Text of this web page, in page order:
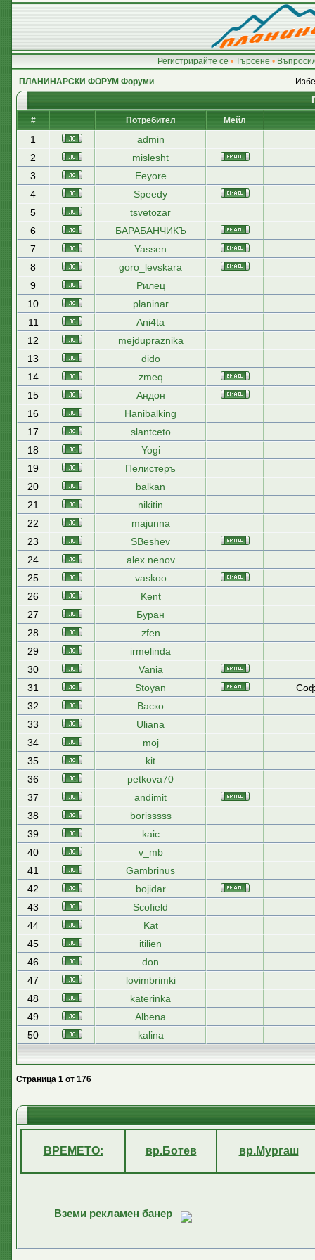
Регистрирайте се • Търсене •
ПЛАНИНАРСКИ ФОРУМ Форуми
# Потребител Мейл
1
admin
2
mislesht
3
Eeyore
4
Speedy
5
tsvetozar
6
БАРАБАНЧИКЪ
7
Yassen
8
goro_levskara
9
Рилец
10
planinar
11
Ani4ta
12
mejdupraznika
13
dido
14
zmeq
15
Андон
16
Hanibalking
17
slantceto
18
Yogi
19
Пелистеръ
20
balkan
21
nikitin
22
majunna
23
SBeshev
24
alex.nenov
25
vaskoo
26
Kent
27
Буран
28
zfen
29
irmelinda
30
Vania
31
Stoyan
32
Васко
33
Uliana
34
moj
35
kit
36
petkova70
37
andimit
38
borisssss
39
kaic
40
v_mb
41
Gambrinus
42
bojidar
43
Scofield
44
Kat
45
itilien
46
don
47
lovimbrimki
48
katerinka
49
Albena
50
kalina
Страница 1 от 176
ВРЕМЕТО: вр.Ботев вр.Мургаш
Вземи рекламен банер